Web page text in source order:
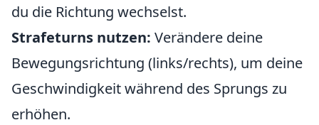
du die Richtung wechselst.
Strafeturns nutzen: Verändere deine
Bewegungsrichtung (links/rechts), um deine
Geschwindigkeit während des Sprungs zu
erhöhen.